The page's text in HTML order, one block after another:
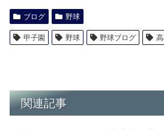
ブログ 野球
甲子園 野球 野球ブログ
関連記事